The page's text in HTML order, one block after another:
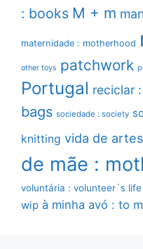
: books M + m
maternidade : motherhood
other toys patchwork
Portugal reciclar
bags sociedade : society
knitting vida de
de mãe :
voluntária : volunteer´s life
wip à minha avó : to